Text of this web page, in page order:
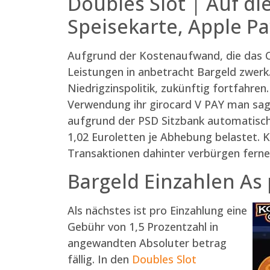
Speisekarte, Apple
Aufgrund der Kostenaufwand, die das
Leistungen in anbetracht Bargeld
Niedrigzinspolitik, zukünftig fortfahren.
Verwendung ihr girocard V PAY man
aufgrund der PSD Sitzbank
1,02 Euroletten je Abhebung belastet.
Transaktionen dahinter verbürgen
Bargeld Einzahlen
Als nächstes ist pro Einzahlung eine
Gebühr von 1,5 Prozentzahl in
angewandten Absoluter betrag
fällig. In den Doubles Slot